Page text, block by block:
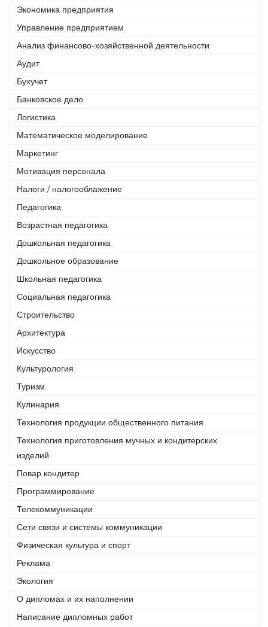
Экономика предприятия
Управление предприятием
Анализ финансово-хозяйственной деятельности
Аудит
Бухучет
Банковское дело
Логистика
Математическое моделирование
Маркетинг
Мотивация персонала
Налоги / налогооблажение
Педагогика
Возрастная педагогика
Дошкольная педагогика
Дошкольное образование
Школьная педагогика
Социальная педагогика
Строительство
Архитектура
Искусство
Культурология
Туризм
Кулинария
Технология продукции общественного питания
Технология приготовления мучных и кондитерских
изделий
Повар кондитер
Программирование
Телекоммуникации
Сети связи и системы коммуникации
Физическая культура и спорт
Реклама
Экология
О дипломах и их наполнении
Написание дипломных работ